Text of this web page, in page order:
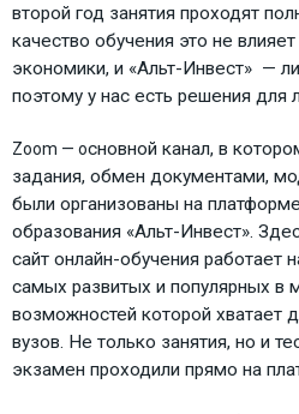
второй год занятия проходят
качество обучения это не
экономики, и «Альт-Инвест» —
поэтому у нас есть решения для
Zoom — основной канал, в
задания, обмен документами,
были организованы на
образования «Альт-Инвест».
сайт онлайн-обучения работает
самых развитых и популярных в
возможностей которой хватает
вузов. Не только занятия, но и
экзамен проходили прямо на